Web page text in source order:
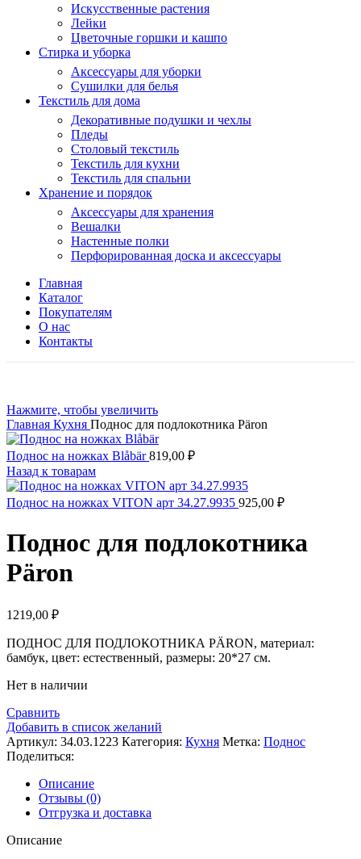
Искусственные растения
Лейки
Цветочные горшки и кашпо
Стирка и уборка
Аксессуары для уборки
Сушилки для белья
Текстиль для дома
Декоративные подушки и чехлы
Пледы
Столовый текстиль
Текстиль для кухни
Текстиль для спальни
Хранение и порядок
Аксессуары для хранения
Вешалки
Настенные полки
Перфорированная доска и аксессуары
Главная
Каталог
Покупателям
О нас
Контакты
Нажмите, чтобы увеличить
Главная Кухня Поднос для подлокотника Päron
Поднос на ножках Blåbär819,00 ₽
Назад к товарам
Поднос на ножках VITON арт 34.27.9935 925,00 ₽
Поднос для подлокотника
Päron
1219,00 ₽
ПОДНОС ДЛЯ ПОДЛОКОТНИКА PÄRON, материал:
бамбук, цвет: естественный, размеры: 20*27 см.
Нет в наличии
Сравнить
Добавить в список желаний
Артикул: 34.03.1223 Категория: Кухня Метка: Поднос
Поделиться:
Описание
Отзывы (0)
Отгрузка и доставка
Описание